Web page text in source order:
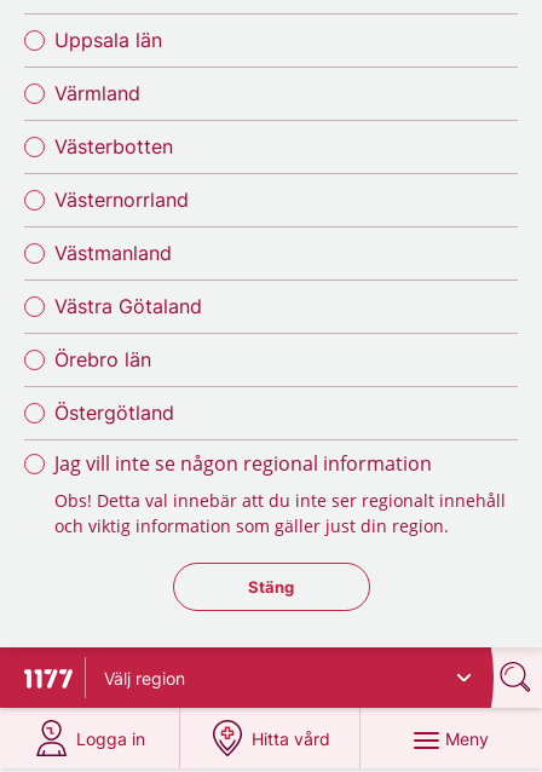
Uppsala län
Värmland
Västerbotten
Västernorrland
Västmanland
Västra Götaland
Örebro län
Östergötland
Jag vill inte se någon regional information
Obs! Detta val innebär att du inte ser regionalt innehåll
och viktig information som gäller just din region.
Stäng regionsväljaren
Stäng
Till startsidan för 1177
Välj region
Logga in
på 1177.se
Hitta vård
på 1177.se
Meny